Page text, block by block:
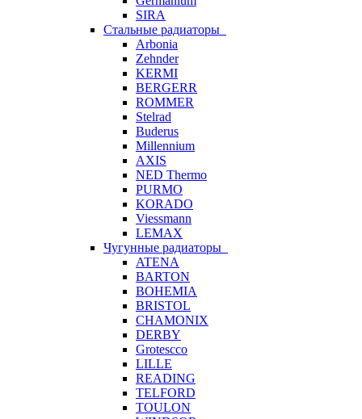
SIRA
Стальные радиаторы
Arbonia
Zehnder
KERMI
BERGERR
ROMMER
Stelrad
Buderus
Millennium
AXIS
NED Thermo
PURMO
KORADO
Viessmann
LEMAX
Чугунные радиаторы
ATENA
BARTON
BOHEMIA
BRISTOL
CHAMONIX
DERBY
Grotescco
LILLE
READING
TELFORD
TOULON